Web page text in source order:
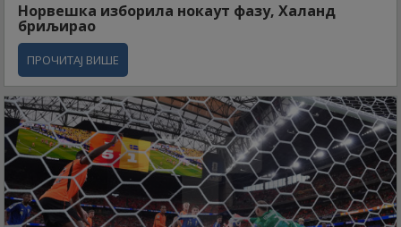
Норвешка изборила нокаут фазу, Халанд
бриљирао
ПРОЧИТАЈ ВИШЕ